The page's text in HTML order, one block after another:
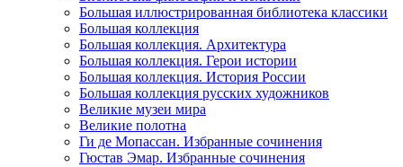
Большая иллюстрированная библиотека классики
Большая коллекция
Большая коллекция. Архитектура
Большая коллекция. Герои истории
Большая коллекция. История России
Большая коллекция русских художников
Великие музеи мира
Великие полотна
Ги де Мопассан. Избранные сочинения
Гюстав Эмар. Избранные сочинения